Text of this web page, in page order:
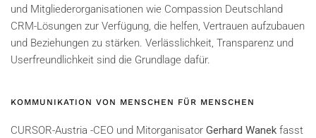
und Mitgliederorganisationen wie Compassion Deutschland
CRM-Lösungen zur Verfügung, die helfen, Vertrauen aufzubauen
und Beziehungen zu stärken. Verlässlichkeit, Transparenz und
Userfreundlichkeit sind die Grundlage dafür.
KOMMUNIKATION VON MENSCHEN FÜR MENSCHEN
CURSOR-Austria -CEO und Mitorganisator Gerhard Wanek fasst